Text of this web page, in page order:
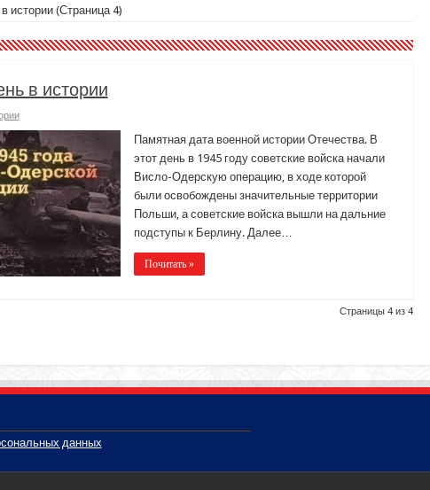
истории(Страница 4)
в истории
Памятная дата военной истории Отечества. В
этот день в 1945 году советские войска начали
Висло-Одерскую операцию, в ходе которой
были освобождены значительные территории
Польши, а советские войска вышли на дальние
подступы к Берлину. Далее…
Почитать »
Страницы 4 из 4
данных